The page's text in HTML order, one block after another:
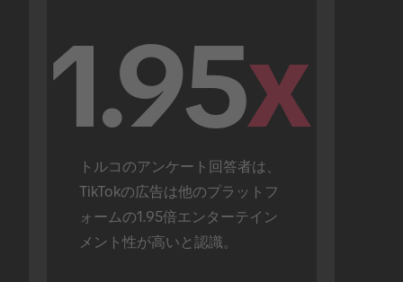
1.95x
トルコのアンケート回答者は、
TikTokの広告は他のプラットフ
ォームの1.95倍エンターテイン
メント性が高いと認識。